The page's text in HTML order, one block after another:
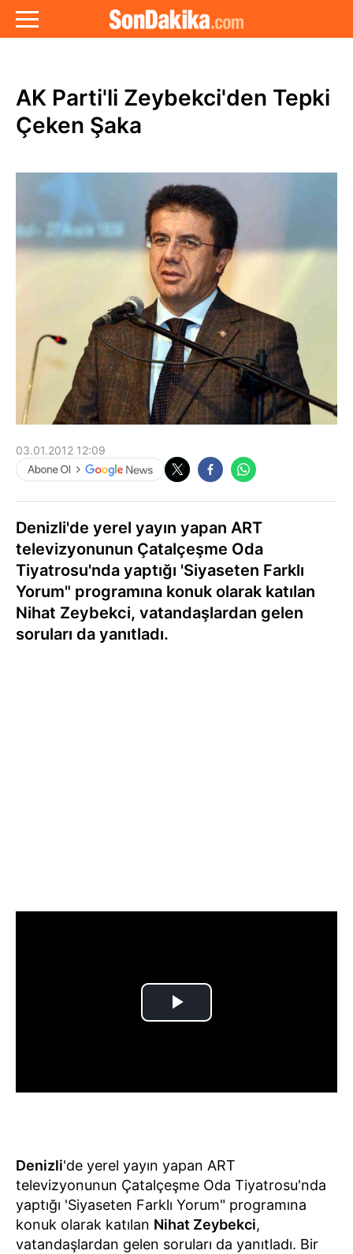
AK Parti'li Zeybekci'den Tepki
Çeken Şaka
03.01.2012 12:09
Denizli'de yerel yayın yapan ART
televizyonunun Çatalçeşme Oda
Tiyatrosu'nda yaptığı 'Siyaseten Farklı
Yorum" programına konuk olarak katılan
Nihat Zeybekci, vatandaşlardan gelen
soruları da yanıtladı.
Denizli'de yerel yayın yapan ART
televizyonunun Çatalçeşme Oda Tiyatrosu'nda
yaptığı 'Siyaseten Farklı Yorum" programına
konuk olarak katılan Nihat Zeybekci,
vatandaşlardan gelen soruları da yanıtladı. Bir